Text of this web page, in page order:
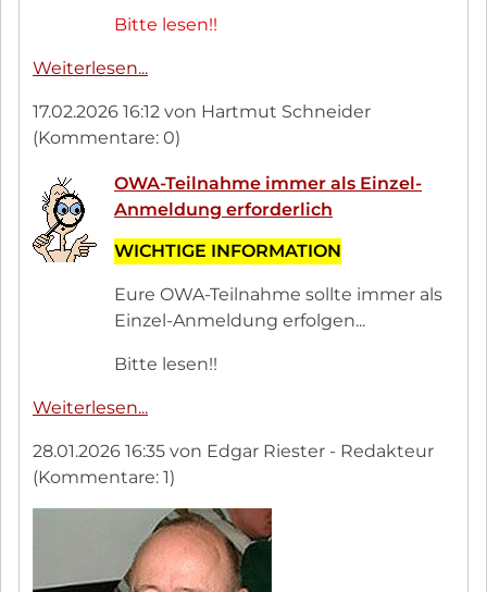
Bitte lesen!!
Weiterlesen...OWA-
nur
für
Mittagessen
17.02.2026 16:12 von Hartmut Schneider
(Kommentare: 0)
OWA-Teilnahme immer als Einzel-
Anmeldung erforderlich
WICHTIGE INFORMATION
Eure OWA-Teilnahme sollte immer als
Einzel-Anmeldung erfolgen...
Bitte lesen!!
Weiterlesen...OWA-
immer
als
Einzel-
Anmeldung
erforderlich
28.01.2026 16:35 von Edgar Riester - Redakteur
(Kommentare: 1)